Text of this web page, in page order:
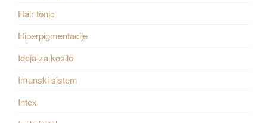
Hair tonic
Hiperpigmentacije
Ideja za kosilo
Imunski sistem
Intex